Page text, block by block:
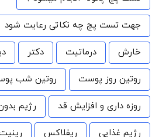
جهت تست پچ چه نکاتی رعایت شود
خارش درماتیت دکتر
روتین روز پوست روتین شب
روزه داری و افزایش قد رژیم
رژیم غذایی ریفلاکس